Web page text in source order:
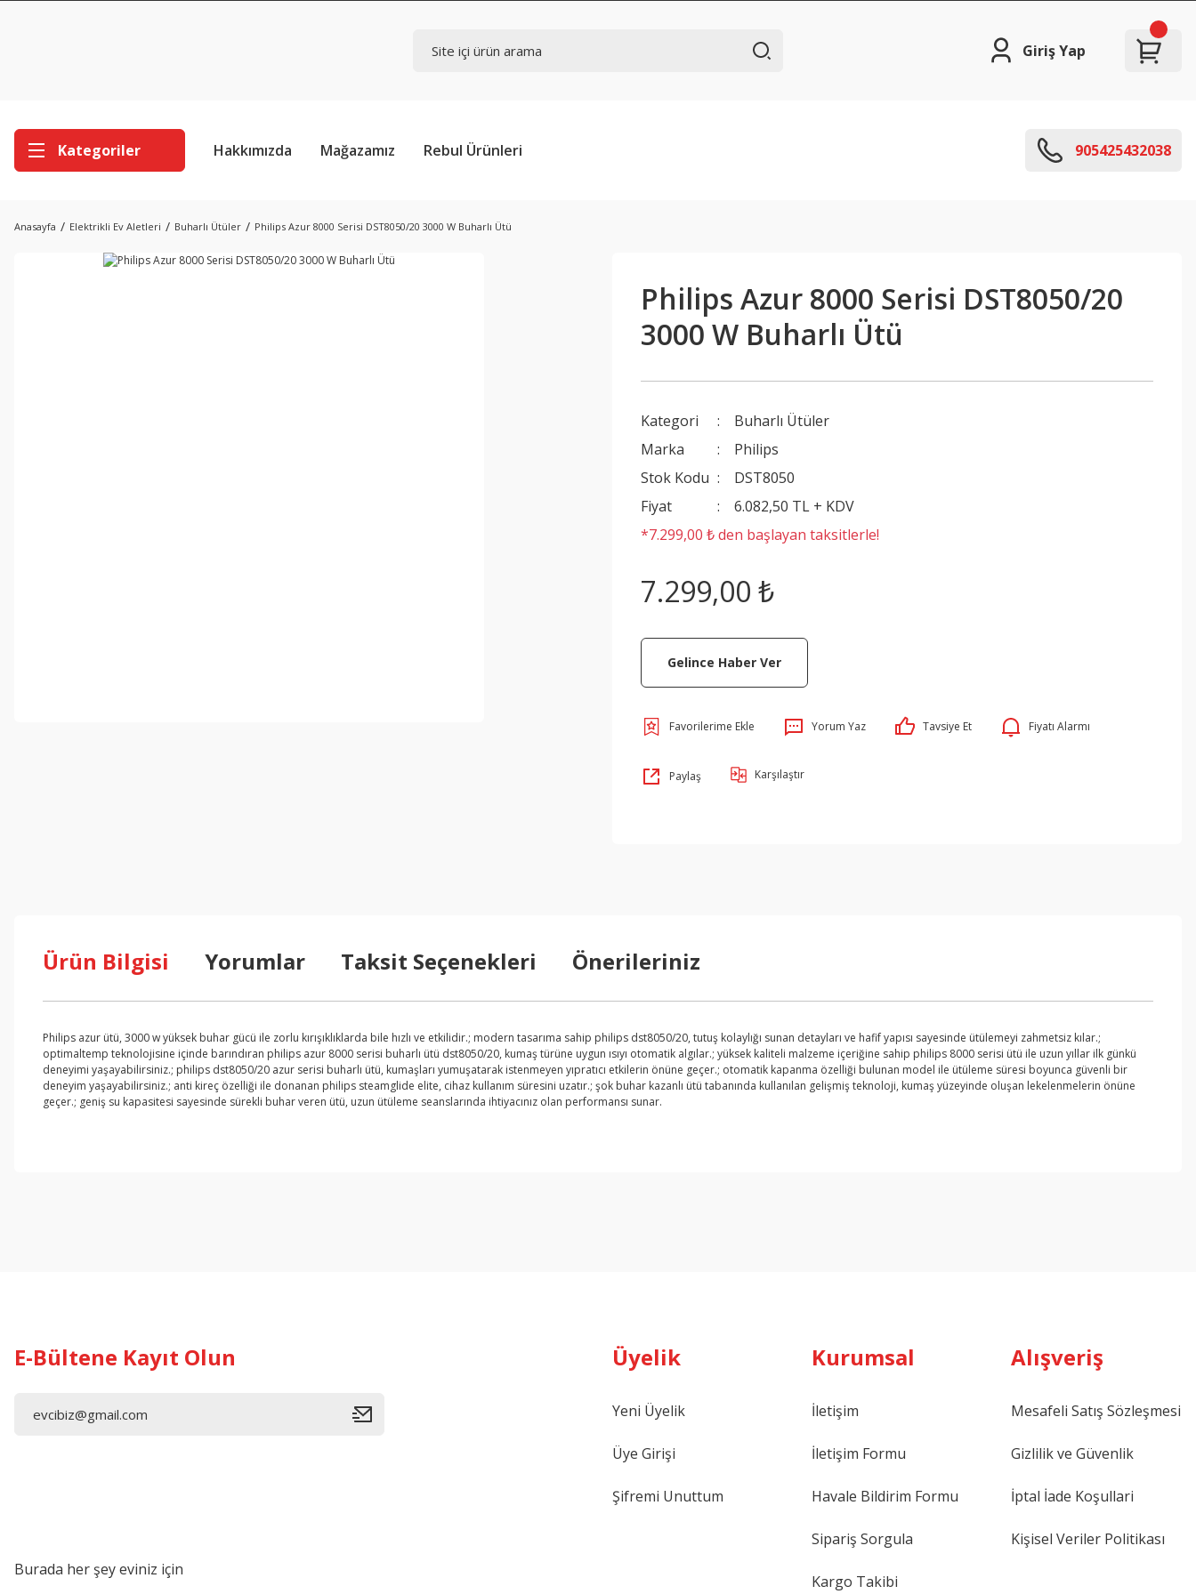
Giriş Yap
Kategoriler Hakkımızda Mağazamız Rebul Ürünleri 905425432038
Anasayfa Elektrikli Ev Aletleri Buharlı Ütüler Philips Azur 8000 Serisi DST8050/20 3000 W Buharlı Ütü
Philips Azur 8000 Serisi DST8050/20
3000 W Buharlı Ütü
Kategori
Buharlı Ütüler
Marka
Philips
Stok Kodu
DST8050
Fiyat
6.082,50 TL + KDV
*7.299,00 ₺ den başlayan taksitlerle!
7.299,00 ₺
Gelince Haber Ver
Yorum Yaz Tavsiye Et Fiyatı Alarmı
Paylaş Karşılaştır
Ürün Bilgisi Yorumlar Taksit Seçenekleri Önerileriniz
Philips azur ütü, 3000 w yüksek buhar gücü ile zorlu kırışıklıklarda bile hızlı ve etkilidir.; modern tasarıma sahip philips dst8050/20, tutuş kolaylığı sunan detayları ve hafif yapısı sayesinde ütülemeyi zahmetsiz kılar.;
optimaltemp teknolojisine içinde barındıran philips azur 8000 serisi buharlı ütü dst8050/20, kumaş türüne uygun ısıyı otomatik algılar.; yüksek kaliteli malzeme içeriğine sahip philips 8000 serisi ütü ile uzun yıllar ilk günkü
deneyimi yaşayabilirsiniz.; philips dst8050/20 azur serisi buharlı ütü, kumaşları yumuşatarak istenmeyen yıpratıcı etkilerin önüne geçer.; otomatik kapanma özelliği bulunan model ile ütüleme süresi boyunca güvenli bir
deneyim yaşayabilirsiniz.; anti kireç özelliği ile donanan philips steamglide elite, cihaz kullanım süresini uzatır.; şok buhar kazanlı ütü tabanında kullanılan gelişmiş teknoloji, kumaş yüzeyinde oluşan lekelenmelerin önüne
geçer.; geniş su kapasitesi sayesinde sürekli buhar veren ütü, uzun ütüleme seanslarında ihtiyacınız olan performansı sunar.
E-Bültene Kayıt Olun
Burada her şey eviniz için
Üyelik
Yeni Üyelik
Üye Girişi
Şifremi Unuttum
Kurumsal
İletişim
İletişim Formu
Havale Bildirim Formu
Sipariş Sorgula
Kargo Takibi
Alışveriş
Mesafeli Satış Sözleşmesi
Gizlilik ve Güvenlik
İptal İade Koşullari
Kişisel Veriler Politikası